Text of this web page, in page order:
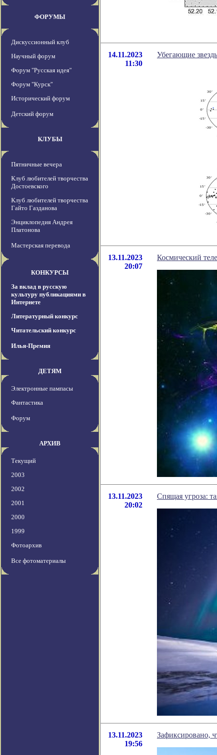
ФОРУМЫ
Дискуссионный клуб
Научный форум
Форум "Русская идея"
Форум "Курск"
Исторический форум
Детский форум
КЛУБЫ
Пятничные вечера
Клуб любителей творчества
Достоевского
Клуб любителей творчества
Гайто Газданова
Энциклопедия Андрея
Платонова
Мастерская перевода
КОНКУРСЫ
За вклад в русскую
культуру публикациями в
Интернете
Литературный конкурс
Читательский конкурс
Илья-Премия
ДЕТЯМ
Электронные пампасы
Фантастика
Форум
АРХИВ
Текущий
2003
2002
2001
2000
1999
Фотоархив
Все фотоматериалы
14.11.2023
11:30
Убегающие
13.11.2023
20:07
Космический
13.11.2023
20:02
Спящая угроза:
13.11.2023
19:56
Зафиксировано,